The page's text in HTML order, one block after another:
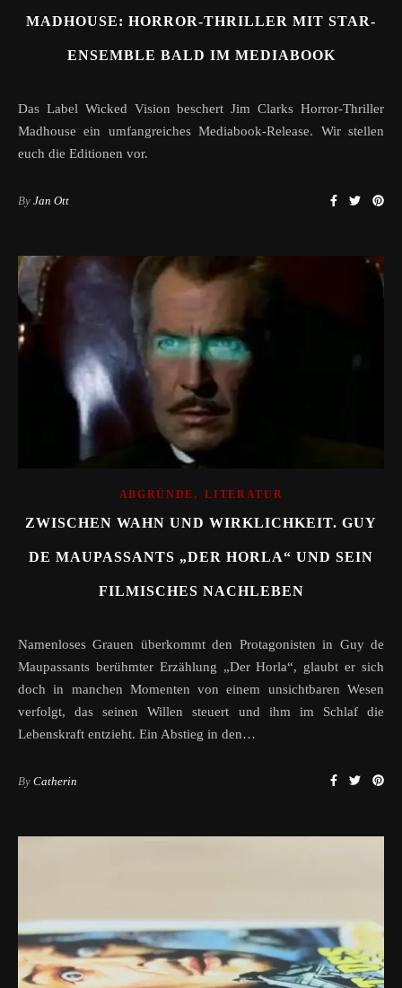
MADHOUSE: HORROR-THRILLER MIT STAR-
ENSEMBLE BALD IM MEDIABOOK
Das Label Wicked Vision beschert Jim Clarks Horror-Thriller
Madhouse ein umfangreiches Mediabook-Release. Wir stellen
euch die Editionen vor.
By Jan Ott
ABGRÜNDE ,LITERATUR
ZWISCHEN WAHN UND WIRKLICHKEIT. GUY
DE MAUPASSANTS „DER HORLA“ UND SEIN
FILMISCHES NACHLEBEN
Namenloses Grauen überkommt den Protagonisten in Guy de
Maupassants berühmter Erzählung „Der Horla“, glaubt er sich
doch in manchen Momenten von einem unsichtbaren Wesen
verfolgt, das seinen Willen steuert und ihm im Schlaf die
Lebenskraft entzieht. Ein Abstieg in den…
By Catherin